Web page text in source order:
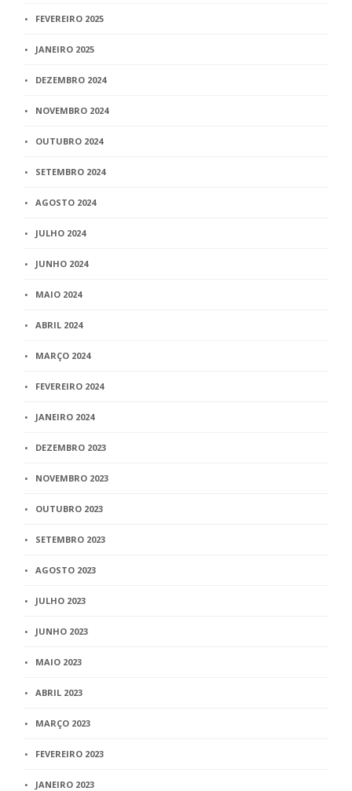
FEVEREIRO 2025
JANEIRO 2025
DEZEMBRO 2024
NOVEMBRO 2024
OUTUBRO 2024
SETEMBRO 2024
AGOSTO 2024
JULHO 2024
JUNHO 2024
MAIO 2024
ABRIL 2024
MARÇO 2024
FEVEREIRO 2024
JANEIRO 2024
DEZEMBRO 2023
NOVEMBRO 2023
OUTUBRO 2023
SETEMBRO 2023
AGOSTO 2023
JULHO 2023
JUNHO 2023
MAIO 2023
ABRIL 2023
MARÇO 2023
FEVEREIRO 2023
JANEIRO 2023